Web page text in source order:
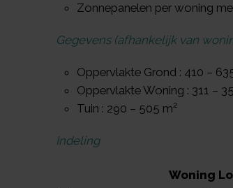
Zonnepanelen per woning
Gegevens (afhankelijk van
Oppervlakte Grond : 410 –
Oppervlakte Woning : 311 –
Tuin : 290 – 505 m²
Indeling
Woning